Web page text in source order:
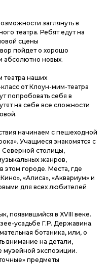
заглянуть в
театра. Ребят едут на
сцены
пойдет о хорошо
абсолютно новых.
театра наших
от Клоун-мим-театра
попробовать себя в
на себе все сложности
начинаем с пешеходной
Учащиеся знакомятся с
столицы,
жанров,
городе. Места, где
«Алиса», «Аквариум» и
для всех любителей
появившийся в XVIII веке.
усадьбе Г.Р. Державина.
ботаника, или, о
внимание на детали,
экспозиции.
предметы